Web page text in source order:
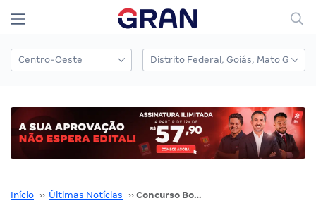
Início ›› Últimas Notícias ›› Concurso Bombeiro AC pode realizar novo concurso! Veja!